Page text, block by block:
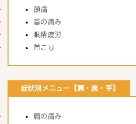
頭痛
首の痛み
眼精疲労
首こり
症状別メニュー【肩・腕・手】
肩の痛み